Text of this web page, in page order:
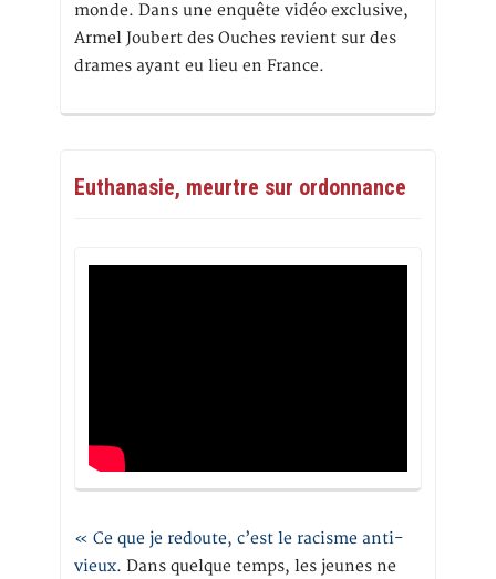
monde. Dans une enquête vidéo exclusive,
Armel Joubert des Ouches revient sur des
drames ayant eu lieu en France.
Euthanasie, meurtre sur ordonnance
« Ce que je redoute, c’est le racisme anti-
vieux. Dans quelque temps, les jeunes ne